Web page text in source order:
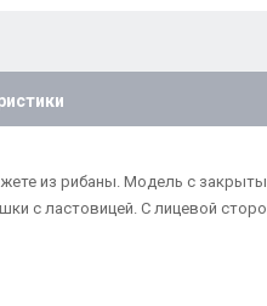
из рибаны. Модель с
с ластовицей. С лицевой